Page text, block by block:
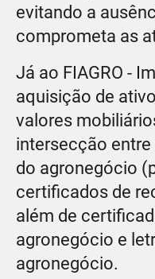
evitando a
comprometa as
Já ao FIAGRO -
aquisição de
valores
intersecção
do agronegócio
certificados de
além de
agronegócio e
agronegócio.